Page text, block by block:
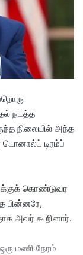
நடத்த
நிலையில் அந்த
டொனால்ட் டிரம்ப்
கொண்டுவர
பின்னரே,
அவர் கூறினார்.
மணி நேரம்